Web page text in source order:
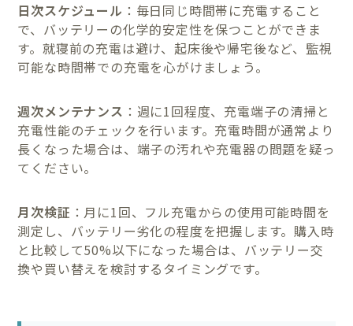
日次スケジュール ：毎日同じ時間帯に充電すること
で、バッテリーの化学的安定性を保つことができま
す。就寝前の充電は避け、起床後や帰宅後など、監視
可能な時間帯での充電を心がけましょう。
週次メンテナンス ：週に1回程度、充電端子の清掃と
充電性能のチェックを行います。充電時間が通常より
長くなった場合は、端子の汚れや充電器の問題を疑っ
てください。
月次検証 ：月に1回、フル充電からの使用可能時間を
測定し、バッテリー劣化の程度を把握します。購入時
と比較して50%以下になった場合は、バッテリー交
換や買い替えを検討するタイミングです。